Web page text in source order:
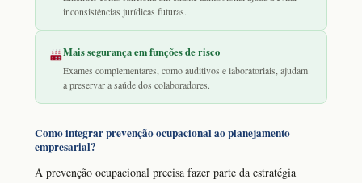
inconsistências jurídicas futuras.
Mais segurança em funções de risco
Exames complementares, como auditivos e laboratoriais, ajudam
a preservar a saúde dos colaboradores.
Como integrar prevenção ocupacional ao planejamento
empresarial?
A prevenção ocupacional precisa fazer parte da estratégia